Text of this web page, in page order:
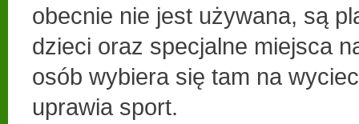
obecnie nie jest używana, są
dzieci oraz specjalne miejsca
osób wybiera się tam na
uprawia sport.